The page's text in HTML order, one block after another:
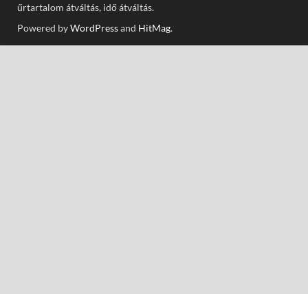
űrtartalom átváltás, idő átváltás.
Powered byWordPressand HitMag.